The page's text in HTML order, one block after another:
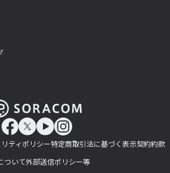
ティポリシー特定商取引法に基づく表示契約約款
ついて外部送信ポリシー等